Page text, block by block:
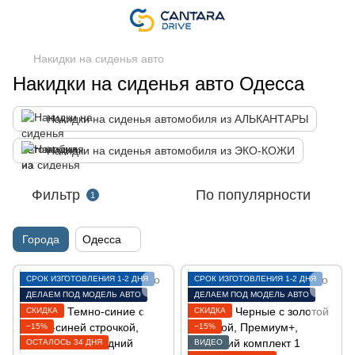
Накидки на сиденья авто
Накидки на сиденья авто Одесса
Накидки на сиденья автомобиля из АЛЬКАНТАРЫ
Накидки на сиденья автомобиля из ЭКО-КОЖИ
Фильтр 1 По популярности
Города Одесса
СРОК ИЗГОТОВЛЕНИЯ 1-2 ДНЯ
ДЕЛАЕМ ПОД МОДЕЛЬ АВТО
СКИДКА
−15%
ОСТАЛОСЬ 34 ДНЯ
СРОК ИЗГОТОВЛЕНИЯ 1-2 ДНЯ
ДЕЛАЕМ ПОД МОДЕЛЬ АВТО
СКИДКА
−15%
ВИДЕО